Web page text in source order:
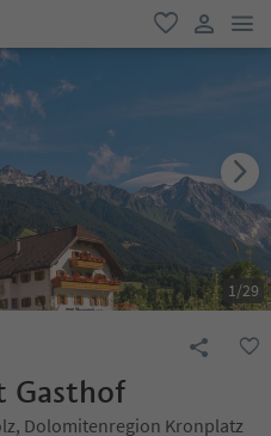
favorit
user link
1/29
Gasthof
Dolomitenregion Kronplatz